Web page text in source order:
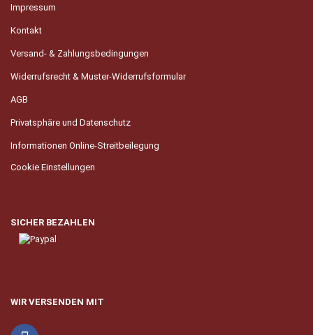
Impressum
Kontakt
Versand- & Zahlungsbedingungen
Widerrufsrecht & Muster-Widerrufsformular
AGB
Privatsphäre und Datenschutz
Informationen Online-Streitbeilegung
Cookie Einstellungen
SICHER BEZAHLEN
WIR VERSENDEN MIT